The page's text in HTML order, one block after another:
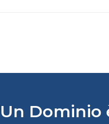
Dominio